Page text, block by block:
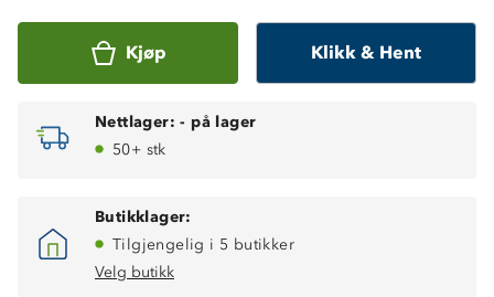
Kjøp Klikk & Hent
Nettlager: - på lager
50+ stk
Butikklager:
Tilgjengelig i 5 butikker
Velg butikk